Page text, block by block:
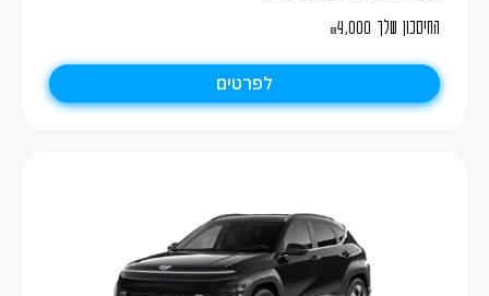
החיסכון שלך ₪4,000
לפרטים